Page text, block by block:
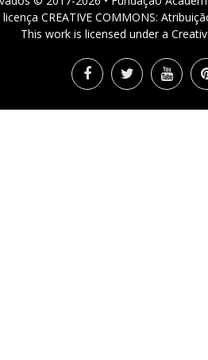
CREATIVE COMMONS:
This work is licensed under a